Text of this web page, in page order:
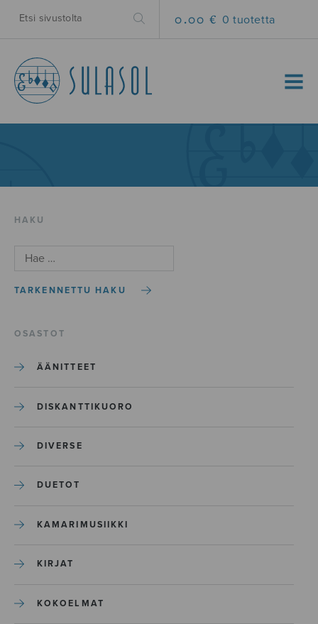
0.00 € 0 tuotetta
MENU
HAKU
TARKENNETTU HAKU
OSASTOT
ÄÄNITTEET
DISKANTTIKUORO
DIVERSE
DUETOT
KAMARIMUSIIKKI
KIRJAT
KOKOELMAT